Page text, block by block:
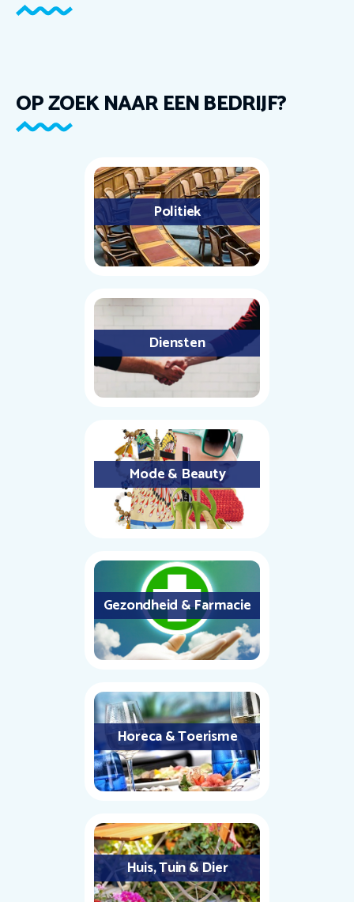
OP ZOEK NAAR EEN BEDRIJF?
Politiek
Diensten
Mode & Beauty
Gezondheid & Farmacie
Horeca & Toerisme
Huis, Tuin & Dier